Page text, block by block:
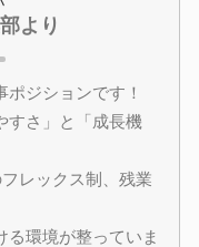
より
ジションです！
すさ」と「成長機
レックス制、残業
る環境が整っていま